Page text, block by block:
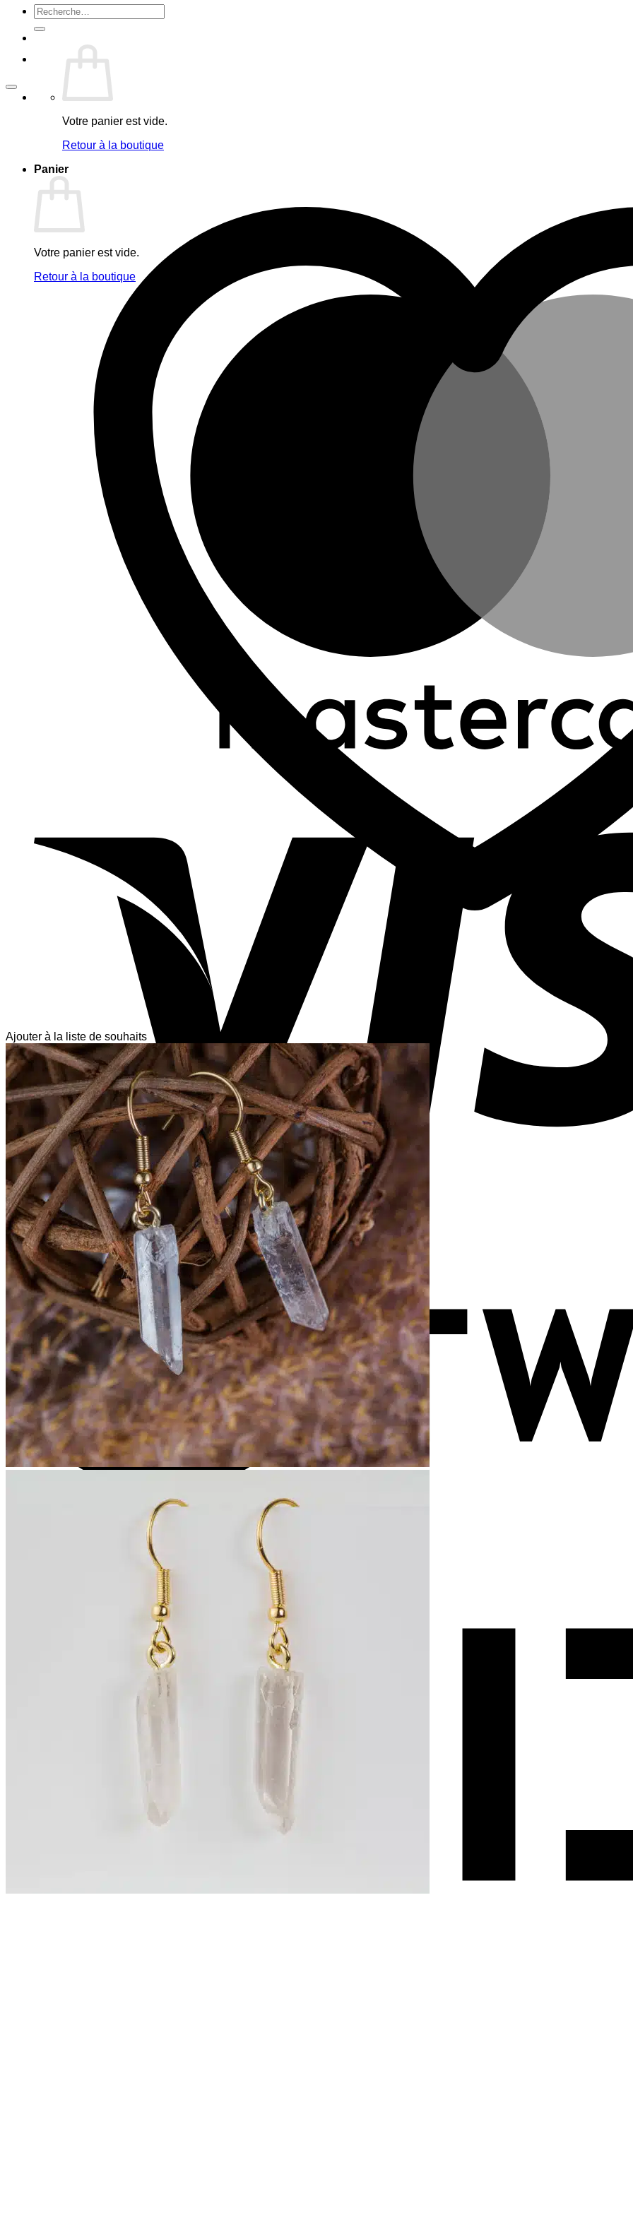
Recherche
pour :
Votre panier est vide.
Retour à la boutique
Panier
Votre panier est vide.
Retour à la boutique
Ajouter à la liste de souhaits